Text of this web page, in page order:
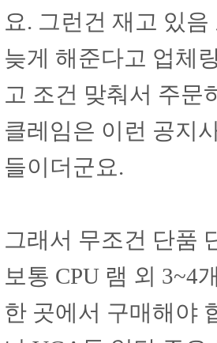
요. 그런건 재고 있
늦게 해준다고 업체
고 조건 맞춰서 주문
클레임은 이런 공지
들이더군요.
그래서 무조건 단품
보통 CPU 램 외 3~4
한 곳에서 구매해야